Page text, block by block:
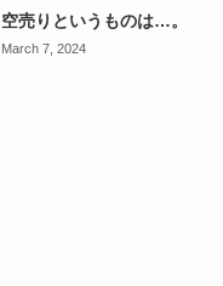
空売りというものは…。
March 7, 2024